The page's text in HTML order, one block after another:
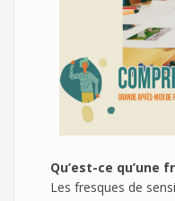
Qu’est-ce qu’une
Les fresques de